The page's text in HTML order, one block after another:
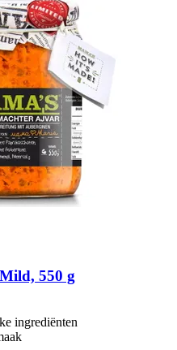
550 g
ingrediënten